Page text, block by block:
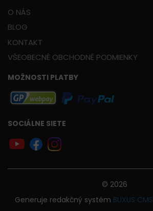
O NÁS
BLOG
KONTAKT
VŠEOBECNÉ OBCHODNÉ PODMIENKY
MOŽNOSTI PLATBY
SOCIÁLNE SIETE
© 2026
Generuje redakčný systém BUXUS CMS